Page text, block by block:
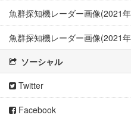
魚群探知機レーダー画像(2021
魚群探知機レーダー画像(2021
ソーシャル
Twitter
Facebook